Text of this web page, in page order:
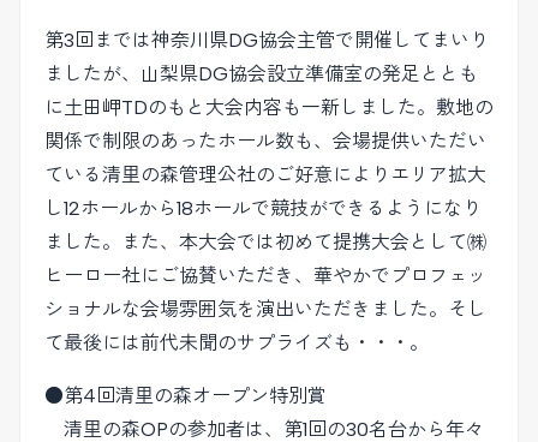
第3回までは神奈川県DG協会主管で開催してまいり
ましたが、山梨県DG協会設立準備室の発足ととも
に土田岬TDのもと大会内容も一新しました。敷地の
関係で制限のあったホール数も、会場提供いただい
ている清里の森管理公社のご好意によりエリア拡大
し12ホールから18ホールで競技ができるようになり
ました。また、本大会では初めて提携大会として㈱
ヒーロー社にご協賛いただき、華やかでプロフェッ
ショナルな会場雰囲気を演出いただきました。そし
て最後には前代未聞のサプライズも・・・。
●第4回清里の森オープン特別賞
清里の森OPの参加者は、第1回の30名台から年々